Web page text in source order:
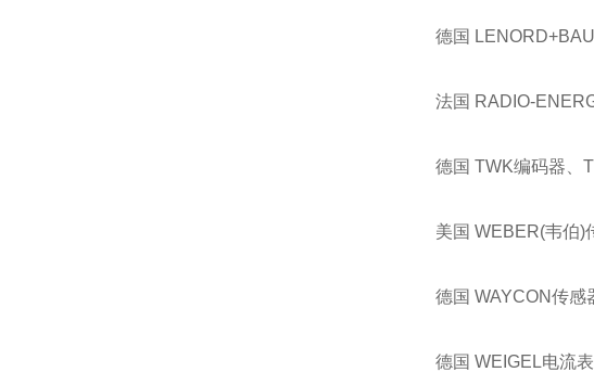
德国
法国 RADIO-
德国 TWK编码器、
美国 WEBER(韦伯)
德国 WAYCON传感
德国 WEIGEL电流